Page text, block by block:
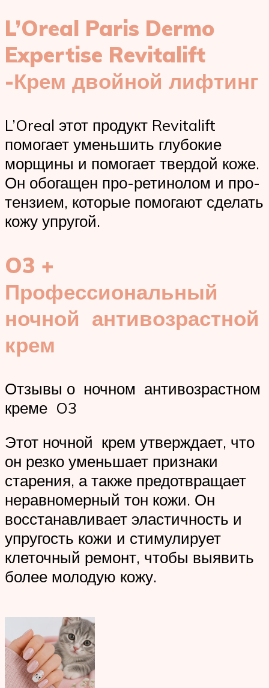
L’Oreal Paris Dermo
Expertise Revitalift
-Крем двойной лифтинг
L’Oreal этот продукт Revitalift
помогает уменьшить глубокие
морщины и помогает твердой коже.
Он обогащен про-ретинолом и про-
тензием, которые помогают сделать
кожу упругой.
O3 +
Профессиональный
ночной антивозрастной
крем
Отзывы о ночном антивозрастном
креме O3
Этот ночной крем утверждает, что
он резко уменьшает признаки
старения, а также предотвращает
неравномерный тон кожи. Он
восстанавливает эластичность и
упругость кожи и стимулирует
клеточный ремонт, чтобы выявить
более молодую кожу.